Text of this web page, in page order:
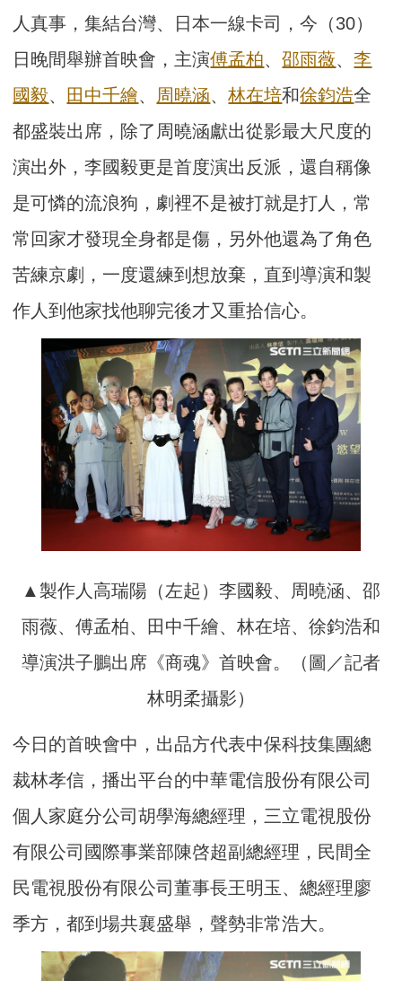
人真事，集結台灣、日本一線卡司，今（30）
日晚間舉辦首映會，主演傅孟柏、邵雨薇、李
國毅、 田中千繪、 周曉涵、林在培和徐鈞浩全
都盛裝出席，除了周曉涵獻出從影最大尺度的
演出外，李國毅更是首度演出反派，還自稱像
是可憐的流浪狗，劇裡不是被打就是打人，常
常回家才發現全身都是傷，另外他還為了角色
苦練京劇，一度還練到想放棄，直到導演和製
作人到他家找他聊完後才又重拾信心。
▲製作人高瑞陽（左起）李國毅、周曉涵、邵
雨薇、傅孟柏、田中千繪、林在培、徐鈞浩和
導演洪子鵬出席《商魂》首映會。（圖／記者
林明柔攝影）
今日的首映會中，出品方代表中保科技集團總
裁林孝信，播出平台的中華電信股份有限公司
個人家庭分公司胡學海總經理，三立電視股份
有限公司國際事業部陳啓超副總經理，民間全
民電視股份有限公司董事長王明玉、總經理廖
季方，都到場共襄盛舉，聲勢非常浩大。